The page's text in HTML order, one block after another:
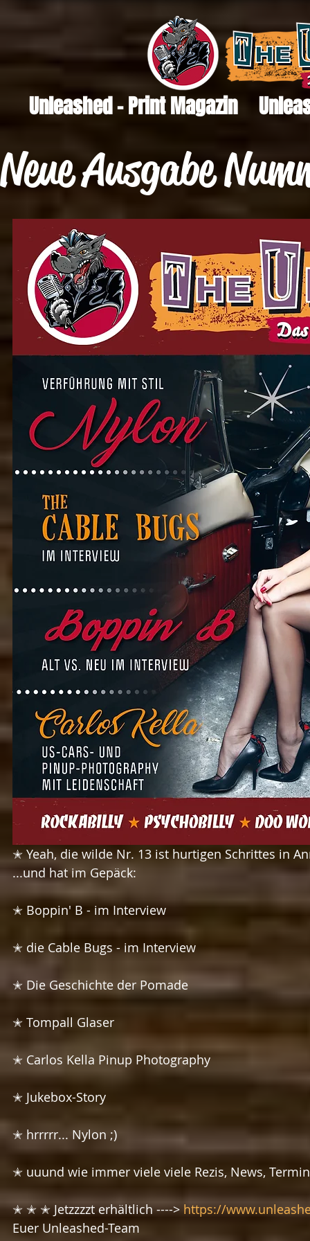
Unleashed - Print Magazin
Neue Ausgabe
✭ Yeah, die wilde Nr. 13 ist hurtigen Schrittes in
...und hat im Gepäck:
✭ Boppin' B - im Interview
✭ die Cable Bugs - im Interview
✭ Die Geschichte der Pomade
✭ Tompall Glaser
✭ Carlos Kella Pinup Photography
✭ Jukebox-Story
✭ hrrrrr... Nylon ;)
✭ uuund wie immer viele viele Rezis, News,
✭ ✭ ✭ Jetzzzzt erhältlich ----> https://
Euer Unleashed-Team